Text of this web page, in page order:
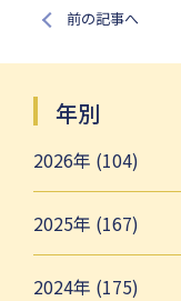
前の記事へ
年別
2026年 (104)
2025年 (167)
2024年 (175)